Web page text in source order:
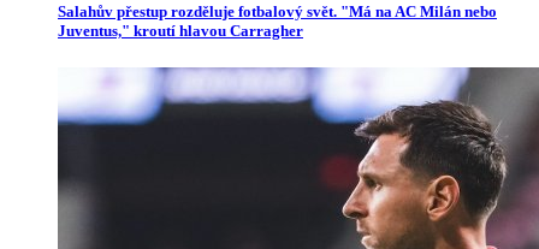
Salahův přestup rozděluje fotbalový svět. "Má na AC Milán nebo
Juventus," kroutí hlavou Carragher